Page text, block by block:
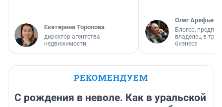
Екатерина Торопова
директор агентства
недвижимости
Олег Арефьев
Блогер,
владелец в
бизнесе
РЕКОМЕНДУЕМ
С рождения в неволе. Как в уральской